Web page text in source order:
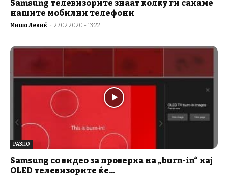
Samsung телевизорите знаат колку ги сакаме
нашите мобилни телефони
Мишо Лекиќ - 27.02.2020 - 13:22
РАЗНО
Samsung со видео за проверка на „burn-in“ кај
OLED телевизорите ќе...